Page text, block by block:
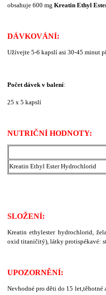
obsahuje 600 mg Kreatin Ethyl
DÁVKOVÁNÍ:
Užívejte 5-6 kapslí asi 30-45 minut
Počet dávek v balení:
25 x 5 kapslí
NUTRIČNÍ HODNOTY:
Kreatin Ethyl Ester Hydrochlorid
SLOŽENÍ:
Kreatin ethylester hydrochlorid,
oxid titaničitý), látky protispékavé:
UPOZORNĚNÍ:
Nevhodné pro děti do 15 let,těhotné